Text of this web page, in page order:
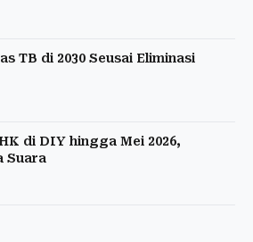
TB di 2030 Seusai Eliminasi
di DIY hingga Mei 2026,
Suara